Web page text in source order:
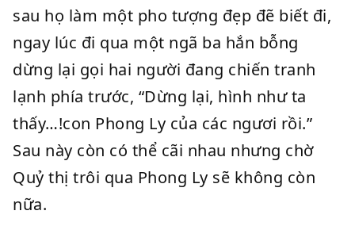
sau họ làm một pho tượng đẹp đẽ biết đi,
ngay lúc đi qua một ngã ba hắn bỗng
dừng lại gọi hai người đang chiến tranh
lạnh phía trước, “Dừng lại, hình như ta
thấy…!con Phong Ly của các ngươi rồi.”
Sau này còn có thể cãi nhau nhưng chờ
Quỷ thị trôi qua Phong Ly sẽ không còn
nữa.